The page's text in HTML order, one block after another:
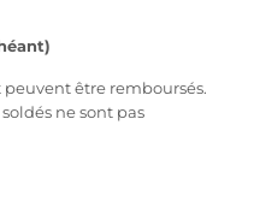
peuvent être remboursés.
ne sont pas